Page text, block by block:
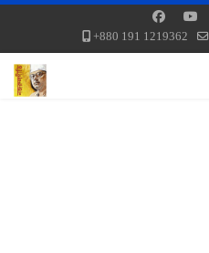
+880 191 1219362